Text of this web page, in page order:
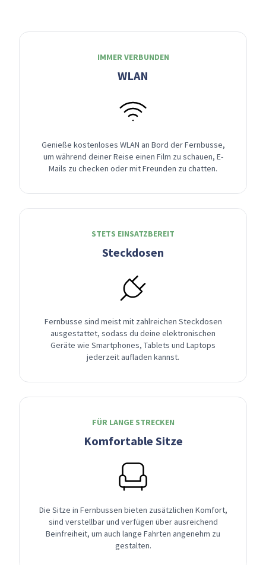
IMMER VERBUNDEN
WLAN
Genieße kostenloses WLAN an Bord der Fernbusse,
um während deiner Reise einen Film zu schauen, E-
Mails zu checken oder mit Freunden zu chatten.
STETS EINSATZBEREIT
Steckdosen
Fernbusse sind meist mit zahlreichen Steckdosen
ausgestattet, sodass du deine elektronischen
Geräte wie Smartphones, Tablets und Laptops
jederzeit aufladen kannst.
FÜR LANGE STRECKEN
Komfortable Sitze
Die Sitze in Fernbussen bieten zusätzlichen Komfort,
sind verstellbar und verfügen über ausreichend
Beinfreiheit, um auch lange Fahrten angenehm zu
gestalten.